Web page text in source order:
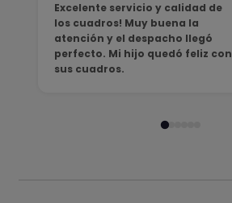
Excelente servicio y calidad de
los cuadros! Muy buena la
atención y el despacho llegó
perfecto. Mi hijo quedó feliz con
sus cuadros.